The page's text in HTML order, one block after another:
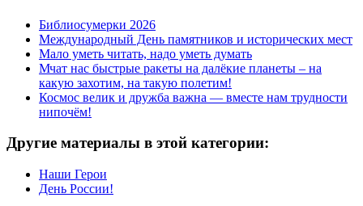
Библиосумерки 2026
Международный День памятников и исторических мест
Мало уметь читать, надо уметь думать
Мчат нас быстрые ракеты на далёкие планеты – на
какую захотим, на такую полетим!
Космос велик и дружба важна — вместе нам трудности
нипочём!
Другие материалы в этой категории:
Наши Герои
День России!